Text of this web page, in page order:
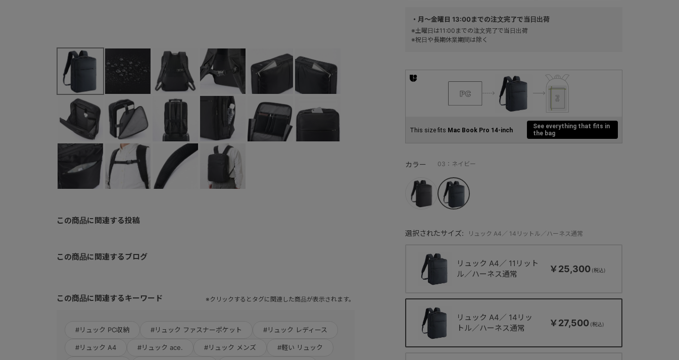
この商品に関連する投稿
この商品に関連するブログ
この商品に関連するキーワード ※クリックするとタグに関連した商品が表示されます。
#リュック PC収納 #リュック ファスナーポケット #リュック レディース
#リュック A4 #リュック ace. #リュック メンズ #軽い リュック
選択されたサイズ: リュック A4／ 14リットル／ハーネス通常
リュック A4／ 11リット
ル／ハーネス通常
￥25,300
リュック A4／ 14リッ
トル／ハーネス通常
￥27,500
カラー 03：ネイビー
This size fits Mac Book Pro 14-inch
See everything that fits in
the bag
・月～金曜日 13:00までの注文完了で当日出荷
※土曜日は11:00までの注文完了で当日出荷
※祝日や長期休業期間は除く